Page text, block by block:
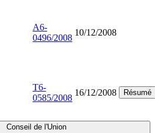
A6-
0496/2008
10/12/2008
T6-
0585/2008
16/12/2008 Résumé
Conseil de l'Union